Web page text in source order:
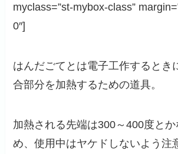
myclass=”st-mybox-class”
0″]
はんだごてとは電子工作するとき
合部分を加熱するための道具。
加熱される先端は300～400度と
め、使用中はヤケドしないよう注